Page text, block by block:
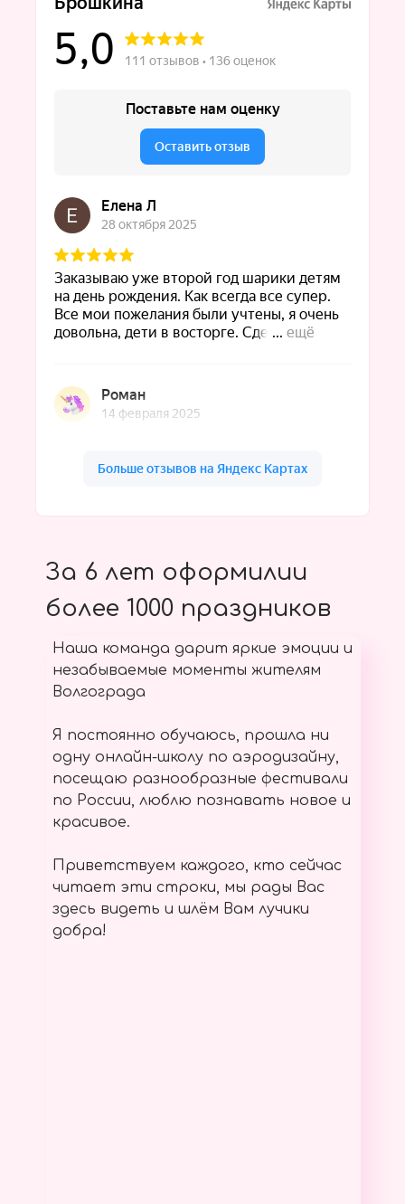
За 6 лет оформилии
более 1000 праздников
Наша команда дарит яркие эмоции и
незабываемые моменты жителям
Волгограда
Я постоянно обучаюсь, прошла ни
одну онлайн-школу по аэродизайну,
посещаю разнообразные фестивали
по России, люблю познавать новое и
красивое.
Приветствуем каждого, кто сейчас
читает эти строки, мы рады Вас
здесь видеть и шлём Вам лучики
добра!